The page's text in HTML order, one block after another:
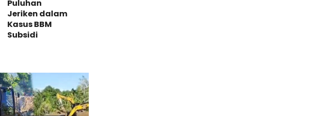
Puluhan
Jeriken dalam
Kasus BBM
Subsidi